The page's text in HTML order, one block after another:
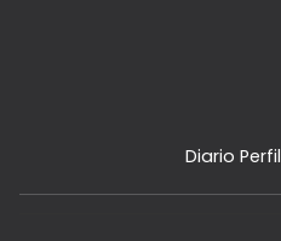
Diario Perfil